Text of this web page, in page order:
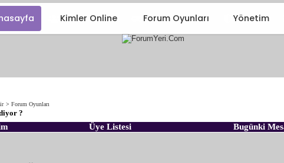
Kimler Online Forum Oyunları Yönetim
>Forum Oyunları
?
Üye Listesi Bugünki